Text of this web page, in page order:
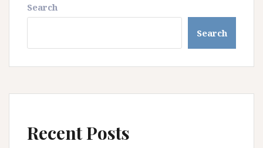
Search
Search
Recent Posts